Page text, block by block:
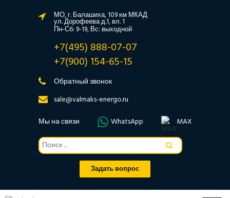
МО, г. Балашиха, 109 км МКАД
ул. Дорофеева д.1, вл. 1
Пн-Сб: 9-19, Вс: выходной
+7(495) 888-07-07
+7(900) 154-65-15
Обратный звонок
sale@valmaks-energo.ru
Мы на связи
WhatsApp MAX
Задать вопрос